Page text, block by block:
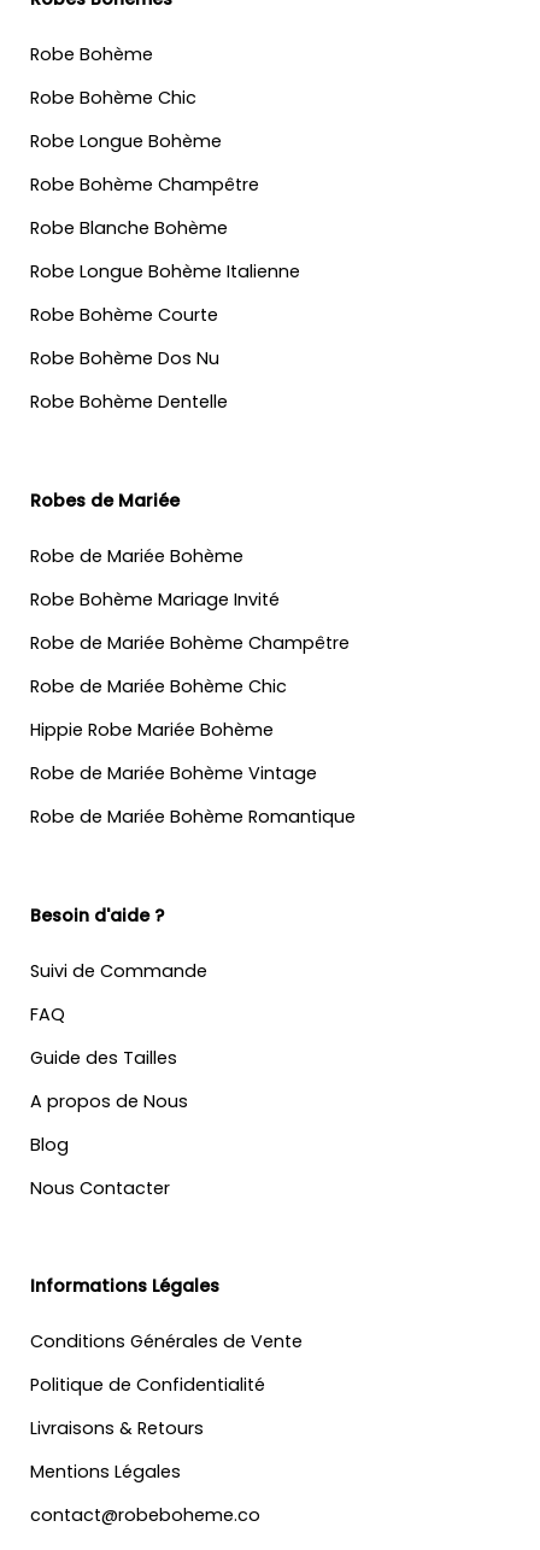
Robe Bohème
Robe Bohème Chic
Robe Longue Bohème
Robe Bohème Champêtre
Robe Blanche Bohème
Robe Longue Bohème Italienne
Robe Bohème Courte
Robe Bohème Dos Nu
Robe Bohème Dentelle
Robes de Mariée
Robe de Mariée Bohème
Robe Bohème Mariage Invité
Robe de Mariée Bohème Champêtre
Robe de Mariée Bohème Chic
Hippie Robe Mariée Bohème
Robe de Mariée Bohème Vintage
Robe de Mariée Bohème Romantique
Besoin d'aide ?
Suivi de Commande
FAQ
Guide des Tailles
A propos de Nous
Blog
Nous Contacter
Informations Légales
Conditions Générales de Vente
Politique de Confidentialité
Livraisons & Retours
Mentions Légales
contact@robeboheme.co